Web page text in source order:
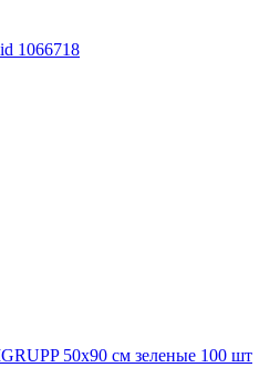
1066718
50x90 см зеленые 100 шт